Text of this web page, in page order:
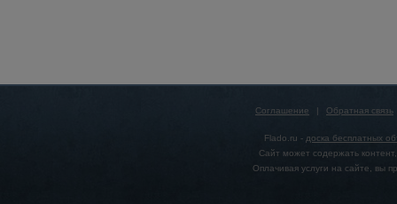
Соглашение | Обратная связь
Flado.ru - доска бесплатных
Сайт может содержать
Оплачивая услуги на сайте, вы